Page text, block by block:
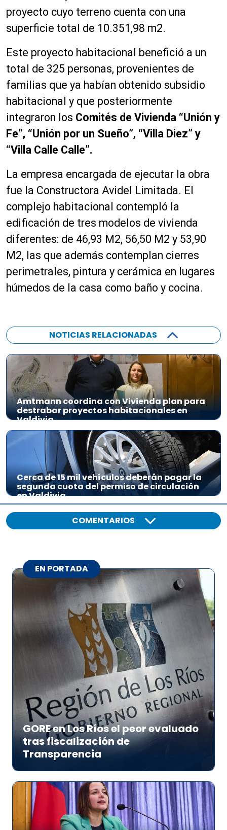
proyecto cuyo terreno cuenta con una
superficie total de 10.351,98 m2.
Este proyecto habitacional benefició a un
total de 325 personas, provenientes de
familias que ya habían obtenido subsidio
habitacional y que posteriormente
integraron los Comités de Vivienda “Unión y
Fe”, “Unión por un Sueño”, “Villa Diez” y
“Villa Calle Calle”.
La empresa encargada de ejecutar la obra
fue la Constructora Avidel Limitada. El
complejo habitacional contempló la
edificación de tres modelos de vivienda
diferentes: de 46,93 M2, 56,50 M2 y 53,90
M2, las que además contemplan cierres
perimetrales, pintura y cerámica en lugares
húmedos de la casa como baño y cocina.
NOTICIAS RELACIONADAS
Amtmann coordina con Vivienda plan para
destrabar proyectos habitacionales en
Valdivia
Cerca de 15 mil vehículos deberán pagar la
segunda cuota del permiso de circulación
en Valdivia
COMENTARIOS
EN PORTADA
GORE en Los Ríos el peor evaluado
tras fiscalización de
Transparencia